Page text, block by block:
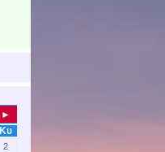
►
Κυ
2